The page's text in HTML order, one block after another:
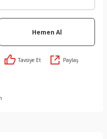
Hemen Al
Tavsiye Et Paylaş